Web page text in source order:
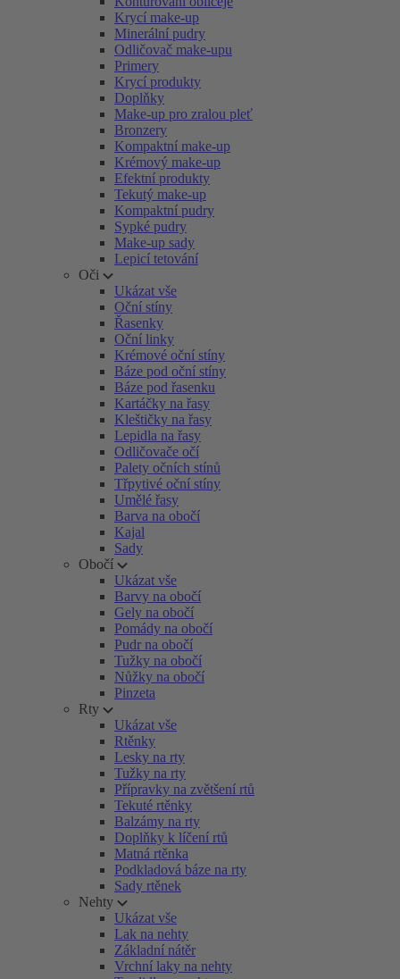
Krycí make-up
Minerální pudry
Odličovač make-upu
Primery
Krycí produkty
Doplňky
Make-up pro zralou pleť
Bronzery
Kompaktní make-up
Krémový make-up
Efektní produkty
Tekutý make-up
Kompaktní pudry
Sypké pudry
Make-up sady
Lepicí tetování
Oči
Ukázat vše
Oční stíny
Řasenky
Oční linky
Krémové oční stíny
Báze pod oční stíny
Báze pod řasenku
Kartáčky na řasy
Kleštičky na řasy
Lepidla na řasy
Odličovače očí
Palety očních stínů
Třpytivé oční stíny
Umělé řasy
Barva na obočí
Kajal
Sady
Obočí
Ukázat vše
Barvy na obočí
Gely na obočí
Pomády na obočí
Pudr na obočí
Tužky na obočí
Nůžky na obočí
Pinzeta
Rty
Ukázat vše
Rtěnky
Lesky na rty
Tužky na rty
Přípravky na zvětšení rtů
Tekuté rtěnky
Balzámy na rty
Doplňky k líčení rtů
Matná rtěnka
Podkladová báze na rty
Sady rtěnek
Nehty
Ukázat vše
Lak na nehty
Základní nátěr
Vrchní laky na nehty